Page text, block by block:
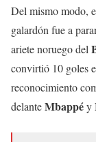
Del mismo modo,
galardón fue a
ariete noruego del
convirtió 10 goles
reconocimiento
delanteMbappéy